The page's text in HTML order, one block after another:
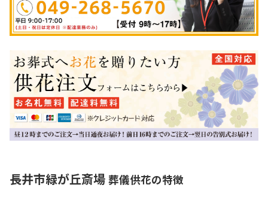
長井市緑が丘斎場 葬儀供花の特徴